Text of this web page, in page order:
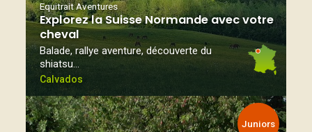
Equitrait Aventures
Explorez la Suisse Normande avec votre
cheval
Balade, rallye aventure, découverte du
shiatsu…
Calvados
Juniors